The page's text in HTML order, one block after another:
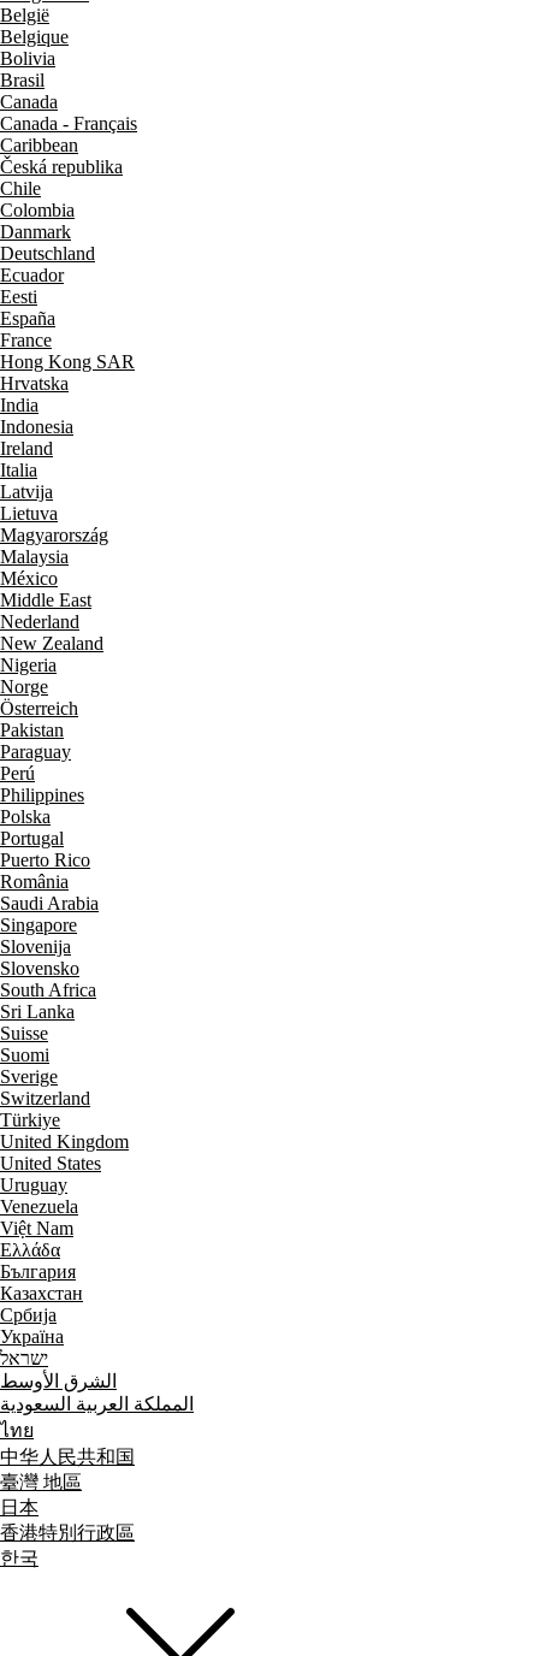
België
Belgique
Bolivia
Brasil
Canada
Canada - Français
Caribbean
Česká republika
Chile
Colombia
Danmark
Deutschland
Ecuador
Eesti
España
France
Hong Kong SAR
Hrvatska
India
Indonesia
Ireland
Italia
Latvija
Lietuva
Magyarország
Malaysia
México
Middle East
Nederland
New Zealand
Nigeria
Norge
Österreich
Pakistan
Paraguay
Perú
Philippines
Polska
Portugal
Puerto Rico
România
Saudi Arabia
Singapore
Slovenija
Slovensko
South Africa
Sri Lanka
Suisse
Suomi
Sverige
Switzerland
Türkiye
United Kingdom
United States
Uruguay
Venezuela
Việt Nam
Ελλάδα
България
Казахстан
Србија
Україна
ישראל
الشرق الأوسط
المملكة العربية السعودية
ไทย
中华人民共和国
臺灣 地區
日本
香港特別行政區
한국